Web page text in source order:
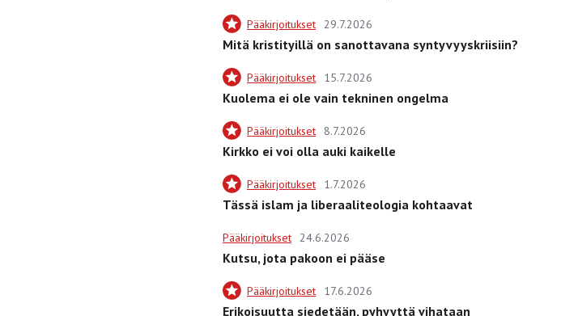
Pääkirjoitukset 29.7.2026
Mitä kristityillä on sanottavana syntyvyyskriisiin?
Pääkirjoitukset 15.7.2026
Kuolema ei ole vain tekninen ongelma
Pääkirjoitukset 8.7.2026
Kirkko ei voi olla auki kaikelle
Pääkirjoitukset 1.7.2026
Tässä islam ja liberaaliteologia kohtaavat
Pääkirjoitukset 24.6.2026
Kutsu, jota pakoon ei pääse
Pääkirjoitukset 17.6.2026
Erikoisuutta siedetään, pyhyyttä vihataan